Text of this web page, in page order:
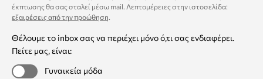
έκπτωσης θα σας σταλεί μέσω mail. Λεπτομέρειες στην ιστοσελίδα:
εξαιρέσεις από την προώθηση.
Θέλουμε το inbox σας να περιέχει μόνο ό,τι σας ενδιαφέρει.
Πείτε μας, είναι:
Γυναικεία μόδα